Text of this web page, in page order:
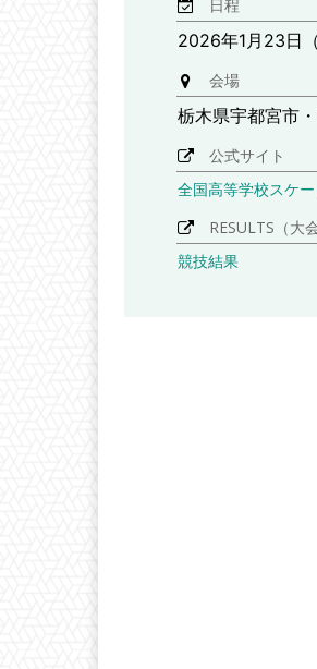
日程
2026年1月23日
会場
栃木県宇都宮市
公式サイト
全国高等学校スケ
RESULTS（大
競技結果